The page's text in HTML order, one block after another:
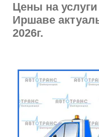
Цены на
Иршаве
2026г.